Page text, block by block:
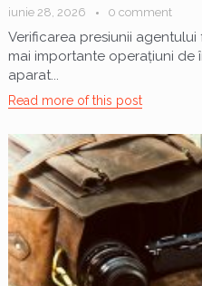
iunie 28, 2026 0 comment
Verificarea presiunii
mai importante operațiuni de
aparat...
Read more of this post